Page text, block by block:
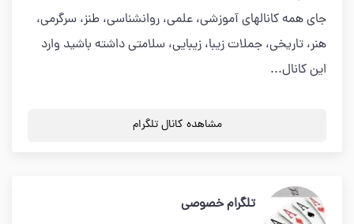
جاي همه كانالهاي آموزشي، علمي، روانشناسي، طنز، سرگرمي،
هنر، تاريخي، جملات زيبا، زيبايي، سلامتي داشته باشيد وارد
اين كانال...
مشاهده کانال تلگرام
تلگرام خصوصی